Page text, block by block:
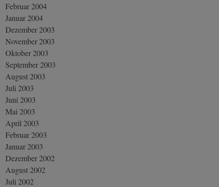
Februar 2004
Januar 2004
Dezember 2003
November 2003
Oktober 2003
September 2003
August 2003
Juli 2003
Juni 2003
Mai 2003
April 2003
Februar 2003
Januar 2003
Dezember 2002
August 2002
Juli 2002